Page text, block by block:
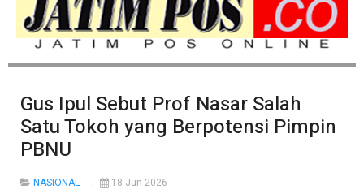
Gus Ipul Sebut Prof Nasar Salah
Satu Tokoh yang Berpotensi Pimpin
PBNU
NASIONAL 18 Jun 2026